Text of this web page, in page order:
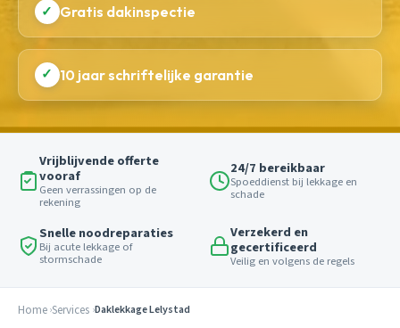
✓ Gratis dakinspectie
✓ 10 jaar schriftelijke garantie
Vrijblijvende offerte
vooraf
Geen verrassingen op de
rekening
24/7 bereikbaar
Spoeddienst bij lekkage en
schade
Snelle noodreparaties
Bij acute lekkage of
stormschade
Verzekerd en
gecertificeerd
Veilig en volgens de regels
Home Services Daklekkage Lelystad